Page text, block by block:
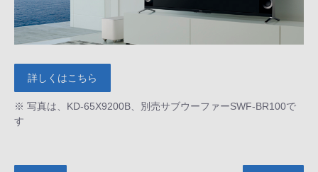
詳しくはこちら
※ 写真は、KD-65X9200B、別売サブウーファーSWF-BR100で
す